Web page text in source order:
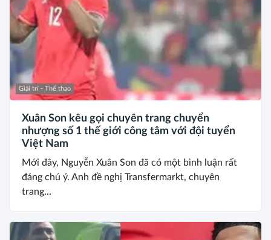
Giải trí - Thể thao
Xuân Son kêu gọi chuyên trang chuyển
nhượng số 1 thế giới công tâm với đội tuyển
Việt Nam
Mới đây, Nguyễn Xuân Son đã có một bình luận rất
đáng chú ý. Anh đề nghị Transfermarkt, chuyên
trang...